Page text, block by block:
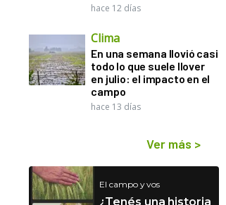
hace 12 días
Clima
En una semana llovió casi
todo lo que suele llover
en julio: el impacto en el
campo
hace 13 días
Ver más >
El campo y vos
¿Tenés una historia